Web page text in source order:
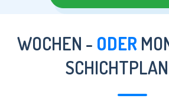
WOCHEN - ODER